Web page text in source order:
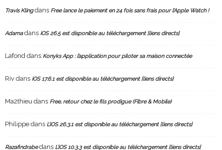
LafonddansKonyks App : l’application pour piloter sa maison connectée
RivdansiOS 17.6.1 est disponible au téléchargement [liens directs]
Ma2thieudansFree, retour chez le fils prodigue (Fibre & Mobile)
PhilippedansL’iOS 26.3.1 est disponible au téléchargement [liens directs]
RazafindrabedansL’iOS 10.3.3 est disponible au téléchargement [liens directs]
GrabsiadansComment accéder au presse-papiers sous Android ?